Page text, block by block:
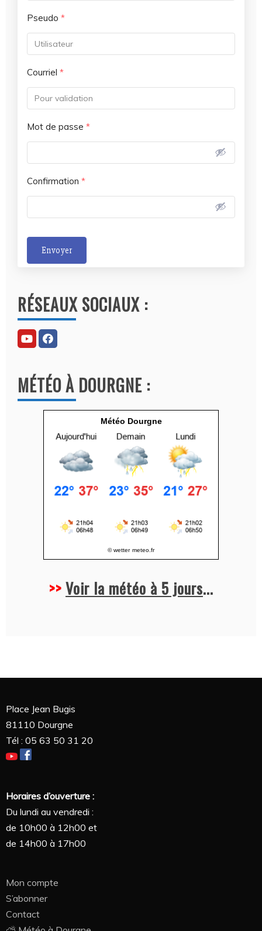
Pseudo *
Courriel *
Mot de passe *
Confirmation *
Envoyer
t
e
r
n
t
i
RÉSEAUX SOCIAUX :
MÉTÉO À DOURGNE :
Météo Dourgne
© wetter meteo.fr
>>Voir la météo à 5 jours...
Place Jean Bugis
81110 Dourgne
Tél : 05 63 50 31 20
Horaires d’ouverture :
Du lundi au vendredi :
de 10h00 à 12h00 et
de 14h00 à 17h00
Mon compte
S’abonner
Contact